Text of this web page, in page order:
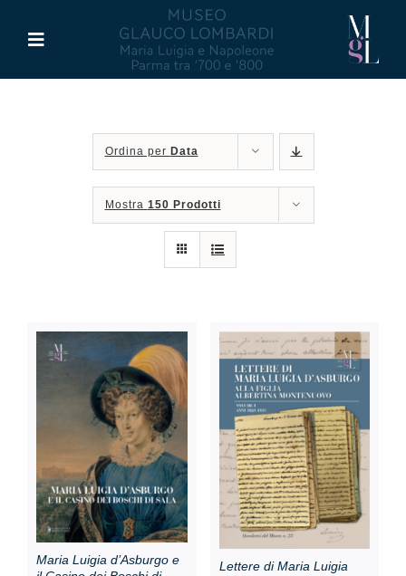
contenuto
Toggle
Maria Luigia d’Asburgo
Attività
Pubblicazioni
Collezione
Contatti e biglietti
Ordina per Data
Mostra 150 Prodotti
Maria Luigia d’Asburgo e
Lettere di Maria Luigia